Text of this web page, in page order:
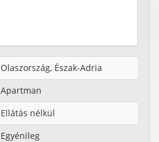
Olaszország, Észak-Adria
Apartman
Ellátás nélkül
Egyénileg